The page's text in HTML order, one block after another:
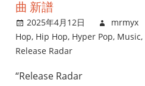
曲 新譜
2025年4月12日 mrmyx
Hop, Hip Hop, Hyper Pop, Music,
Release Radar
“Release Radar